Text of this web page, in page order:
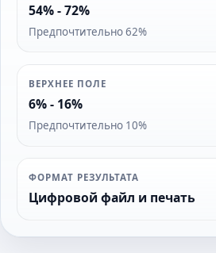
54% - 72%
Предпочтительно 62%
ВЕРХНЕЕ ПОЛЕ
6% - 16%
Предпочтительно 10%
ФОРМАТ РЕЗУЛЬТАТА
Цифровой файл и печать